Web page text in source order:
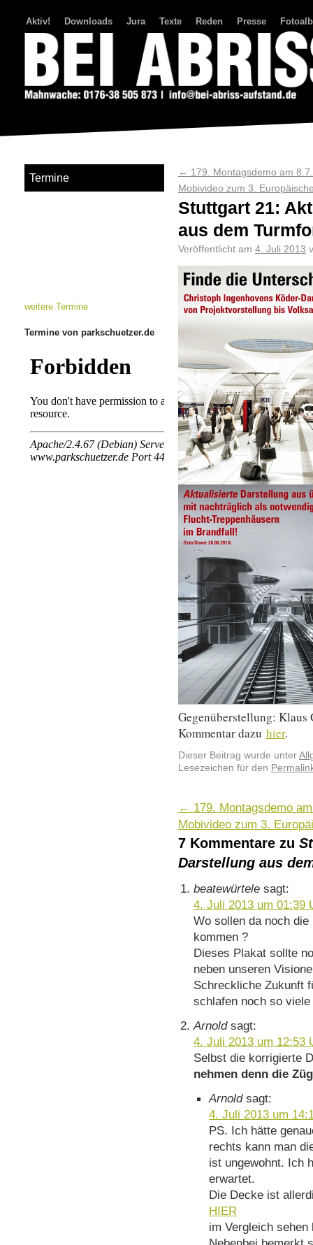
Aktiv! Downloads Jura Texte Reden Presse
← 179. Montagsdemo am 8.7.
Mobivideo zum 3.
Stuttgart 21:
aus dem
Veröffentlicht am 4. Juli 2013
Gegenüberstellung: Klaus
Kommentar dazu hier.
Dieser Beitrag wurde unter
Lesezeichen für den
← 179. Montagsdemo
Mobivideo zum 3.
7 Kommentare zu
Darstellung aus
beatewürtele sagt:
4. Juli 2013 um 01:39
Wo sollen da noch
kommen ?
Dieses Plakat sollte
neben unseren
Schreckliche Zukunft
schlafen noch so
Arnold sagt:
4. Juli 2013 um 12:53
Selbst die korrigierte
nehmen denn die
Arnold sagt:
4. Juli 2013 um
PS. Ich hätte
rechts kann man
ist ungewohnt. Ich
erwartet.
Die Decke ist
HIER
im Vergleich sehen
Termine
weitere Termine
Termine von parkschuetzer.de